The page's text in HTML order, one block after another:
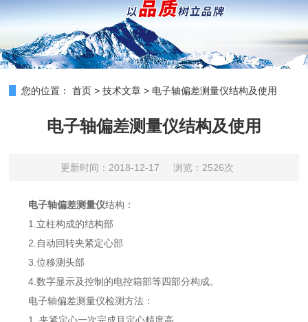
您的位置： 首页 >技术文章 > 电子轴偏差测量仪结构及使用
电子轴偏差测量仪结构及使用
更新时间：2018-12-17 浏览：2526次
电子轴偏差测量仪结构：
1.立柱构成的结构部
2.自动回转夹紧定心部
3.位移测头部
4.数字显示及控制的电控箱部等四部分构成。
电子轴偏差测量仪检测方法：